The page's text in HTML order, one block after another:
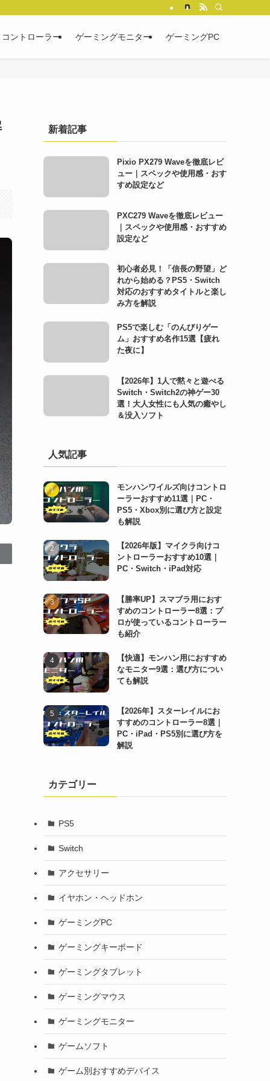
コントローラー ゲーミングモニター ゲーミングPC
新着記事
Pixio PX279 Waveを徹底レビ
ュー｜スペックや使用感・おす
すめ設定など
PXC279 Waveを徹底レビュー
｜スペックや使用感・おすすめ
設定など
初心者必見！「信長の野望」ど
れから始める？PS5・Switch
対応のおすすめタイトルと楽し
み方を解説
PS5で楽しむ「のんびりゲー
ム」おすすめ名作15選【疲れ
た夜に】
【2026年】1人で黙々と遊べる
Switch・Switch2の神ゲー30
選！大人女性にも人気の癒やし
＆没入ソフト
人気記事
モンハンワイルズ向けコントロ
ーラーおすすめ11選｜PC・
PS5・Xbox別に選び方と設定
も解説
【2026年版】マイクラ向けコ
ントローラーおすすめ10選｜
PC・Switch・iPad対応
【勝率UP】スマブラ用におす
すめのコントローラー8選：プ
ロが使っているコントローラー
も紹介
【快適】モンハン用におすすめ
なモニター9選：選び方につい
ても解説
【2026年】スターレイルにお
すすめのコントローラー8選｜
PC・iPad・PS5別に選び方を
解説
カテゴリー
PS5
Switch
アクセサリー
イヤホン・ヘッドホン
ゲーミングPC
ゲーミングキーボード
ゲーミングタブレット
ゲーミングマウス
ゲーミングモニター
ゲームソフト
ゲーム別おすすめデバイス